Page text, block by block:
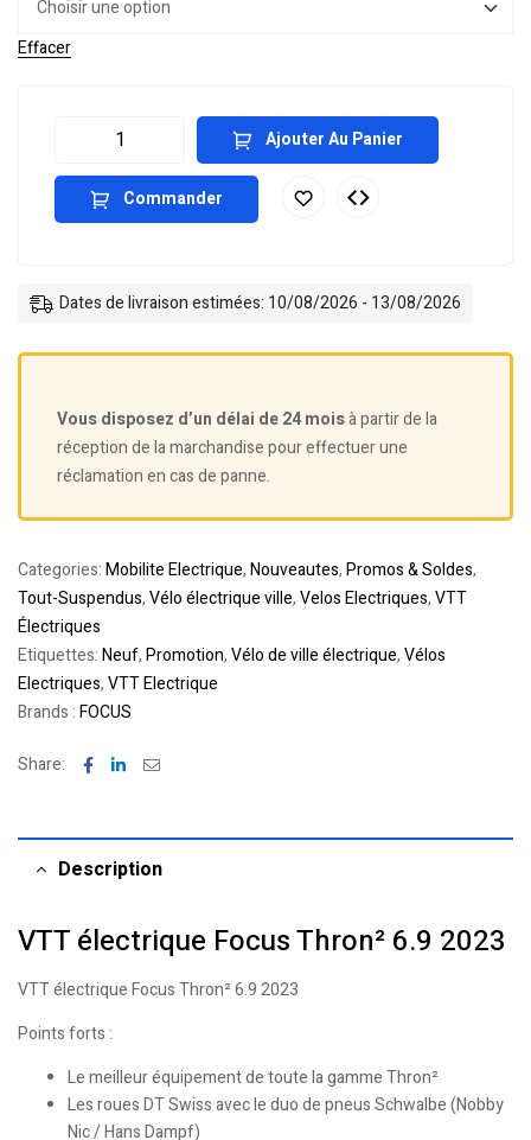
Effacer
Ajouter Au Panier
Commander
Dates de livraison estimées: 10/08/2026 - 13/08/2026
Vous disposez d’un délai de 24 moisà partir de la
réception de la marchandise pour effectuer une
réclamation en cas de panne.
Categories:Mobilite Electrique,Nouveautes,Promos & Soldes,
Tout-Suspendus,Vélo électrique ville,Velos Electriques,VTT
Électriques
Etiquettes:Neuf,Promotion,Vélo de ville électrique,Vélos
Electriques,VTT Electrique
Brands :FOCUS
Share: Facebook
LinkedinEmail
Description
VTT électrique Focus Thron² 6.9 2023
VTT électrique Focus Thron² 6.9 2023
Points forts :
Le meilleur équipement de toute la gamme Thron²
Les roues DT Swiss avec le duo de pneus Schwalbe (Nobby
Nic / Hans Dampf)